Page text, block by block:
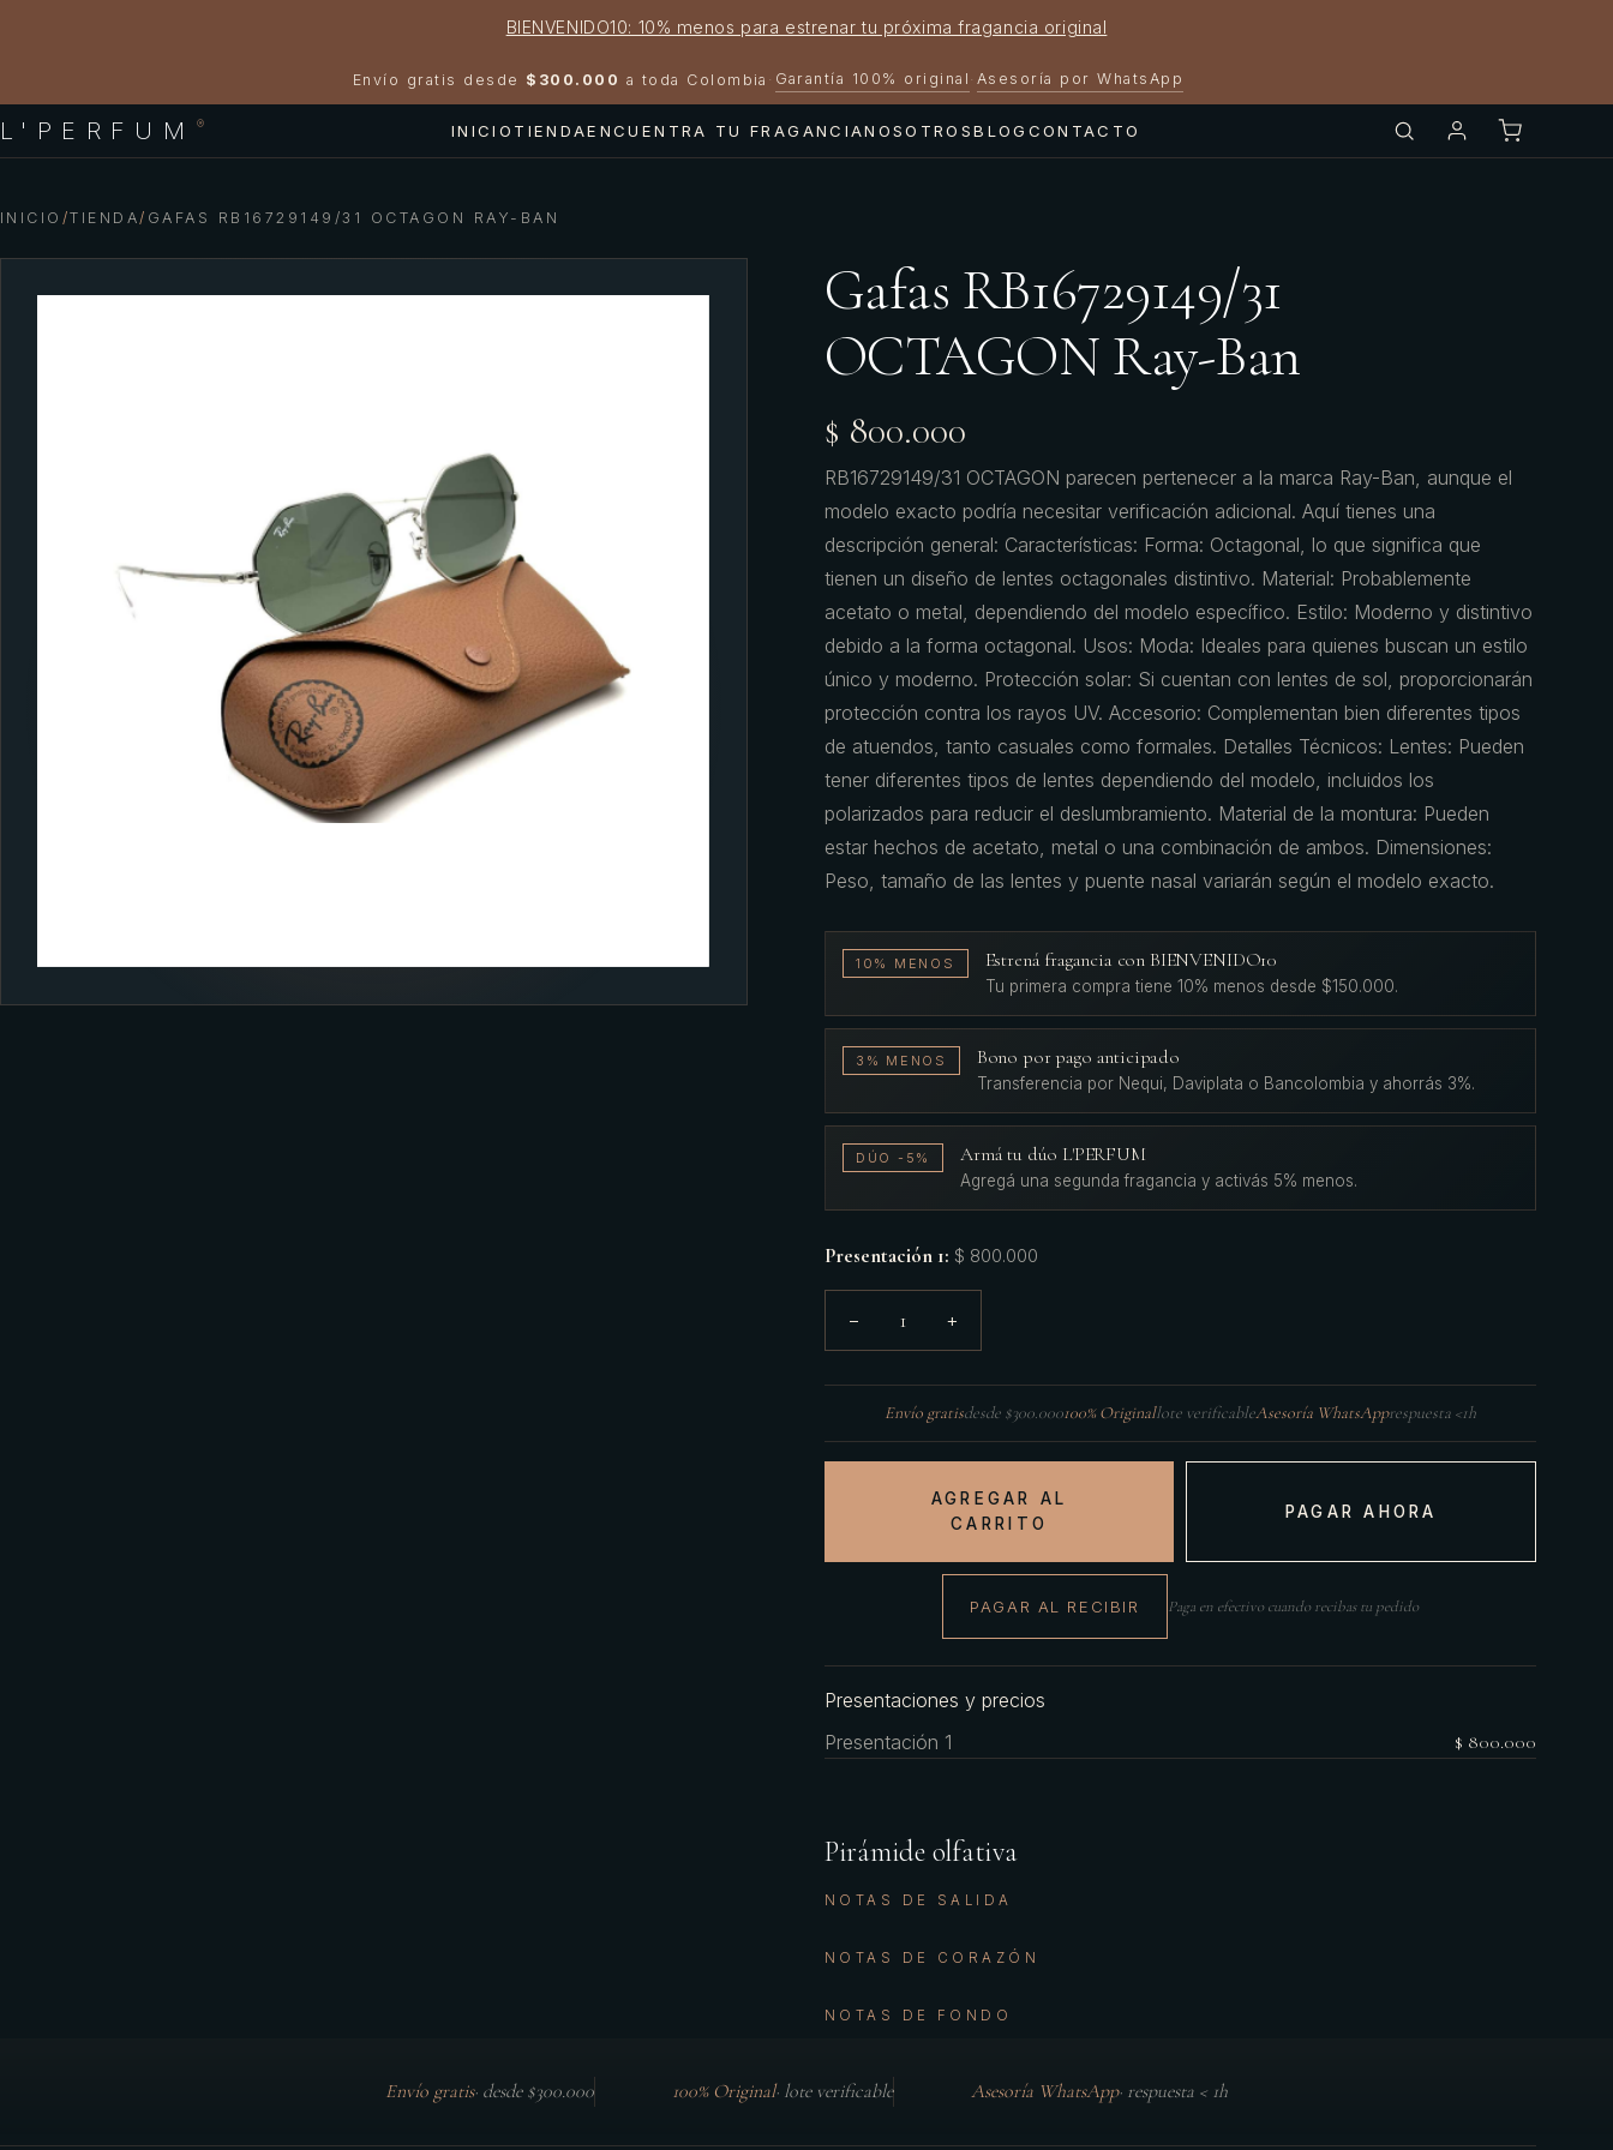
BIENVENIDO10: 10% menos para estrenar tu próxima fragancia original
Envío gratis desde $300.000 a toda Colombia · Garantía 100% original · Asesoría por WhatsApp
L'PERFUM ® INICIO TIENDAENCUENTRA TU FRAGANCIANOSOTROSBLOG CONTACTO
INICIO /TIENDA/ GAFAS RB16729149/31 OCTAGON RAY-BAN
Gafas RB16729149/31
OCTAGON Ray-Ban
$ 800.000
RB16729149/31 OCTAGON parecen pertenecer a la marca Ray-Ban, aunque el
modelo exacto podría necesitar verificación adicional. Aquí tienes una
descripción general: Características: Forma: Octagonal, lo que significa que
tienen un diseño de lentes octagonales distintivo. Material: Probablemente
acetato o metal, dependiendo del modelo específico. Estilo: Moderno y distintivo
debido a la forma octagonal. Usos: Moda: Ideales para quienes buscan un estilo
único y moderno. Protección solar: Si cuentan con lentes de sol, proporcionarán
protección contra los rayos UV. Accesorio: Complementan bien diferentes tipos
de atuendos, tanto casuales como formales. Detalles Técnicos: Lentes: Pueden
tener diferentes tipos de lentes dependiendo del modelo, incluidos los
polarizados para reducir el deslumbramiento. Material de la montura: Pueden
estar hechos de acetato, metal o una combinación de ambos. Dimensiones:
Peso, tamaño de las lentes y puente nasal variarán según el modelo exacto.
10% MENOS Estrená fragancia con BIENVENIDO10
Tu primera compra tiene 10% menos desde $150.000.
3% MENOS Bono por pago anticipado
Transferencia por Nequi, Daviplata o Bancolombia y ahorrás 3%.
DÚO -5% Armá tu dúo L'PERFUM
Agregá una segunda fragancia y activás 5% menos.
Presentación 1: $ 800.000
− 1 +
Envío gratisdesde $300.000100% Originallote verificableAsesoría WhatsApprespuesta <1h
AGREGAR AL
CARRITO
PAGAR AHORA
PAGAR AL RECIBIR Paga en efectivo cuando recibas tu pedido
Presentaciones y precios
Presentación 1
$ 800.000
Pirámide olfativa
NOTAS DE SALIDA
NOTAS DE CORAZÓN
NOTAS DE FONDO
Envío gratis· desde $300.000 100% Original· lote verificable Asesoría WhatsApp· respuesta < 1h